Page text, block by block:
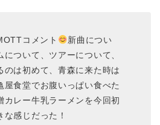
コメント
新曲につい
ついて、ツアーについて、
のは初めて、青森に来た時は
屋食堂でお腹いっぱい食べた
カレー牛乳ラーメンを今回初
感じだった！